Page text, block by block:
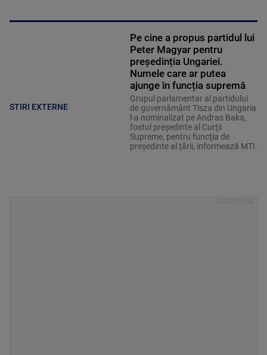
STIRI EXTERNE
Pe cine a propus partidul lui
Peter Magyar pentru
președinția Ungariei.
Numele care ar putea
ajunge în funcția supremă
Grupul parlamentar al partidului
de guvernământ Tisza din Ungaria
l-a nominalizat pe Andras Baka,
fostul preşedinte al Curţii
Supreme, pentru funcţia de
preşedinte al ţării, informează MTI.